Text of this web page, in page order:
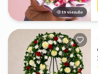
18 viendo